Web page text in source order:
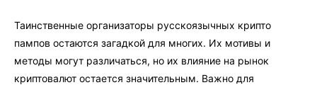
Таинственные организаторы русскоязычных крипто
пампов остаются загадкой для многих. Их мотивы и
методы могут различаться, но их влияние на рынок
криптовалют остается значительным. Важно для